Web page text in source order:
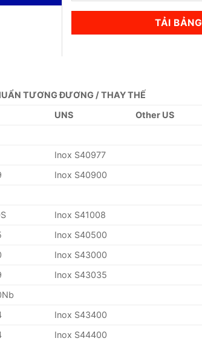
TƯƠNG ĐƯƠNG / THAY THẾ
UNS Other US
Inox S40977
Inox S40900
Inox S41008
Inox S40500
Inox S43000
Inox S43035
Inox S43400
Inox S44400